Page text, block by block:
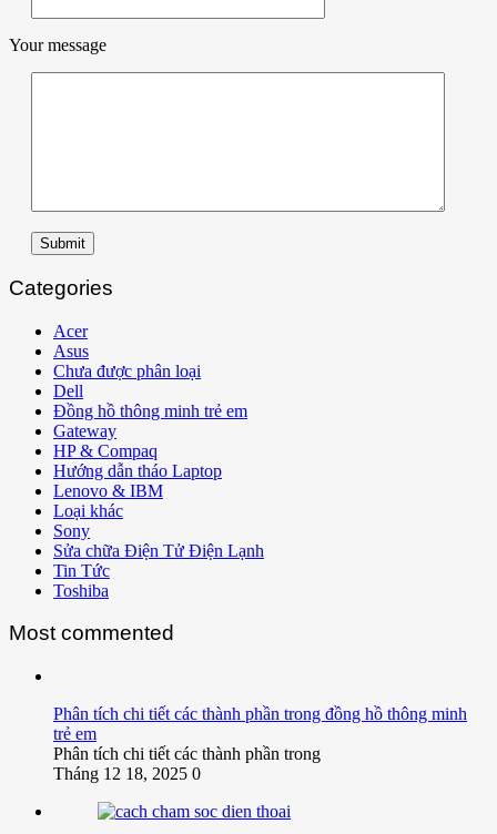
Your message
Submit
Categories
Acer
Asus
Chưa được phân loại
Dell
Đồng hồ thông minh trẻ em
Gateway
HP & Compaq
Hướng dẫn tháo Laptop
Lenovo & IBM
Loại khác
Sony
Sửa chữa Điện Tử Điện Lạnh
Tin Tức
Toshiba
Most commented
Phân tích chi tiết các thành phần trong đồng hồ thông minh
trẻ em
Phân tích chi tiết các thành phần trong
Tháng 12 18, 2025 0